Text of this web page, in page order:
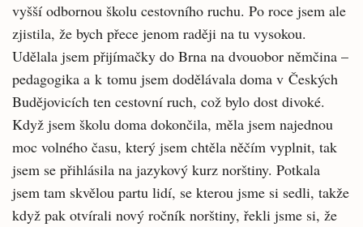
vyšší odbornou školu cestovního ruchu. Po roce jsem ale
zjistila, že bych přece jenom raději na tu vysokou.
Udělala jsem přijímačky do Brna na dvouobor němčina –
pedagogika a k tomu jsem dodělávala doma v Českých
Budějovicích ten cestovní ruch, což bylo dost divoké.
Když jsem školu doma dokončila, měla jsem najednou
moc volného času, který jsem chtěla něčím vyplnit, tak
jsem se přihlásila na jazykový kurz norštiny. Potkala
jsem tam skvělou partu lidí, se kterou jsme si sedli, takže
když pak otvírali nový ročník norštiny, řekli jsme si, že